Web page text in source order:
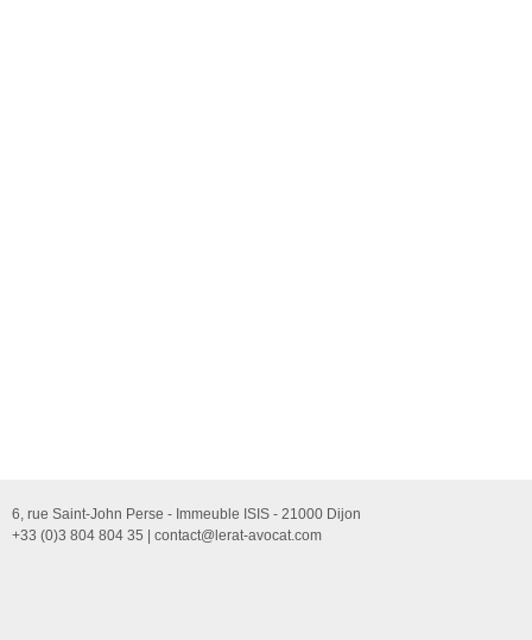
6, rue Saint-John Perse - Immeuble ISIS - 21000 Dijon
+33 (0)3 804 804 35 | contact@lerat-avocat.com